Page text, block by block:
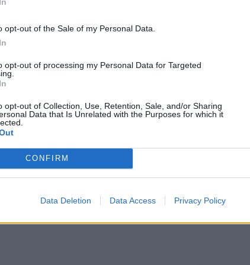
opt-out of the Sale of my Personal Data.
opt-out of processing my Personal Data for Targeted
opt-out of Collection, Use, Retention, Sale, and/or Sharing
Data that Is Unrelated with the Purposes for which it
CONFIRM
Data Deletion Data Access Privacy Policy
Ίσως έχετε αυξημένο κίνδυνο
από ρευματοειδή αρθρίτιδα, λύκο και